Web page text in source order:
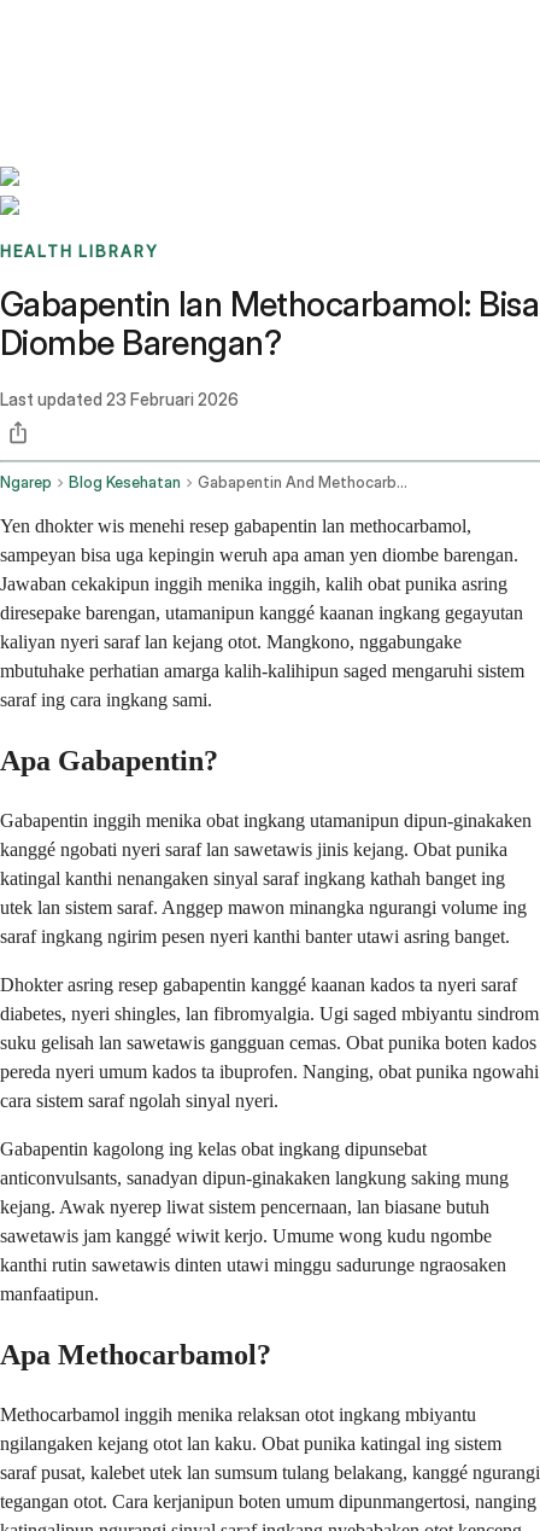
HEALTH LIBRARY
Gabapentin lan Methocarbamol: Bisa
Diombe Barengan?
Last updated 23 Februari 2026
Ngarep Blog Kesehatan Gabapentin And Methocarbamol
Yen dhokter wis menehi resep gabapentin lan methocarbamol,
sampeyan bisa uga kepingin weruh apa aman yen diombe barengan.
Jawaban cekakipun inggih menika inggih, kalih obat punika asring
diresepake barengan, utamanipun kanggé kaanan ingkang gegayutan
kaliyan nyeri saraf lan kejang otot. Mangkono, nggabungake
mbutuhake perhatian amarga kalih-kalihipun saged mengaruhi sistem
saraf ing cara ingkang sami.
Apa Gabapentin?
Gabapentin inggih menika obat ingkang utamanipun dipun-ginakaken
kanggé ngobati nyeri saraf lan sawetawis jinis kejang. Obat punika
katingal kanthi nenangaken sinyal saraf ingkang kathah banget ing
utek lan sistem saraf. Anggep mawon minangka ngurangi volume ing
saraf ingkang ngirim pesen nyeri kanthi banter utawi asring banget.
Dhokter asring resep gabapentin kanggé kaanan kados ta nyeri saraf
diabetes, nyeri shingles, lan fibromyalgia. Ugi saged mbiyantu sindrom
suku gelisah lan sawetawis gangguan cemas. Obat punika boten kados
pereda nyeri umum kados ta ibuprofen. Nanging, obat punika ngowahi
cara sistem saraf ngolah sinyal nyeri.
Gabapentin kagolong ing kelas obat ingkang dipunsebat
anticonvulsants, sanadyan dipun-ginakaken langkung saking mung
kejang. Awak nyerep liwat sistem pencernaan, lan biasane butuh
sawetawis jam kanggé wiwit kerjo. Umume wong kudu ngombe
kanthi rutin sawetawis dinten utawi minggu sadurunge ngraosaken
manfaatipun.
Apa Methocarbamol?
Methocarbamol inggih menika relaksan otot ingkang mbiyantu
ngilangaken kejang otot lan kaku. Obat punika katingal ing sistem
saraf pusat, kalebet utek lan sumsum tulang belakang, kanggé ngurangi
tegangan otot. Cara kerjanipun boten umum dipunmangertosi, nanging